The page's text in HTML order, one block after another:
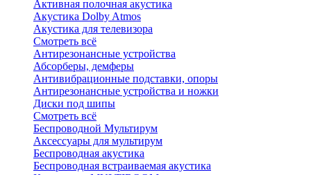
Активная полочная акустика
Акустика Dolby Atmos
Акустика для телевизора
Смотреть всё
Антирезонансные устройства
Абсорберы, демферы
Антивибрационные подставки, опоры
Антирезонансные устройства и ножки
Диски под шипы
Смотреть всё
Беспроводной Мультирум
Аксессуары для мультирум
Беспроводная акустика
Беспроводная встраиваемая акустика